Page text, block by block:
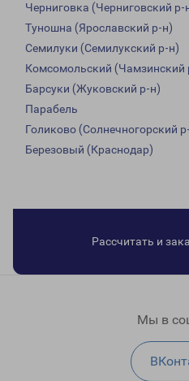
Черниговка (Черниговский р-
Туношна (Ярославский р-н)
Семилуки (Семилукский р-н)
Комсомольский (Чамзинский
Барсуки (Жуковский р-н)
Парабель
Голиково (Солнечногорский
Березовый (Краснодар)
Рассчитать и
Мы в